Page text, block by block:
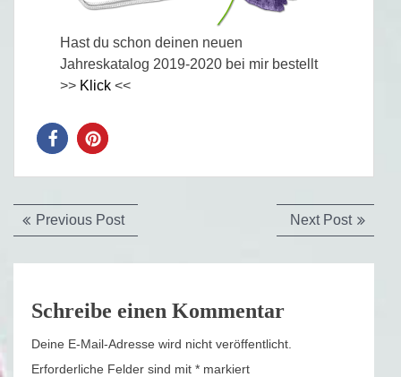
Hast du schon deinen neuen
Jahreskatalog 2019-2020 bei mir bestellt
>> Klick <<
Beitragsnavigation
Previous PostPrevious
post:
Next PostNext
post:
Schreibe einen Kommentar
Deine E-Mail-Adresse wird nicht veröffentlicht.
Erforderliche Felder sind mit * markiert